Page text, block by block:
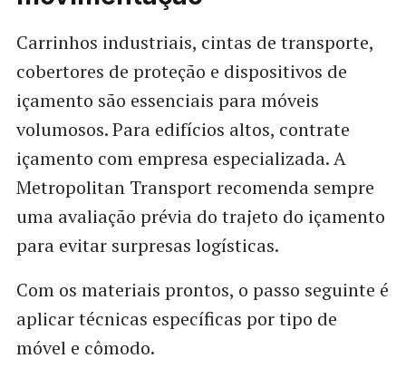
Carrinhos industriais, cintas de transporte,
cobertores de proteção e dispositivos de
içamento são essenciais para móveis
volumosos. Para edifícios altos, contrate
içamento com empresa especializada. A
Metropolitan Transport recomenda sempre
uma avaliação prévia do trajeto do içamento
para evitar surpresas logísticas.
Com os materiais prontos, o passo seguinte é
aplicar técnicas específicas por tipo de
móvel e cômodo.